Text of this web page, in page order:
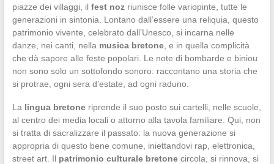
piazze dei villaggi, il fest nozriunisce folle variopinte, tutte le
generazioni in sintonia. Lontano dall’essere una reliquia, questo
patrimonio vivente, celebrato dall’Unesco, si incarna nelle
danze, nei canti, nella musica bretone, e in quella complicità
che dà sapore alle feste popolari. Le note di bombarde e biniou
non sono solo un sottofondo sonoro: raccontano una storia che
si protrae, ogni sera d’estate, ad ogni raduno.
La lingua bretoneriprende il suo posto sui cartelli, nelle scuole,
al centro dei media locali o attorno alla tavola familiare. Qui, non
si tratta di sacralizzare il passato: la nuova generazione si
appropria di questo bene comune, iniettandovi rap, elettronica,
street art. Il patrimonio culturale bretonecircola, si rinnova, si